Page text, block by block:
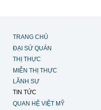
TRANG CHỦ
ĐẠI SỨ QUÁN
THỊ THỰC
MIỄN THỊ THỰC
LÃNH SỰ
TIN TỨC
QUAN HỆ VIỆT MỸ